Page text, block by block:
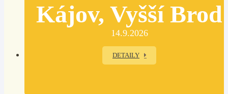
Kájov, Vyšší Brod
14.9.2026
DETAILY